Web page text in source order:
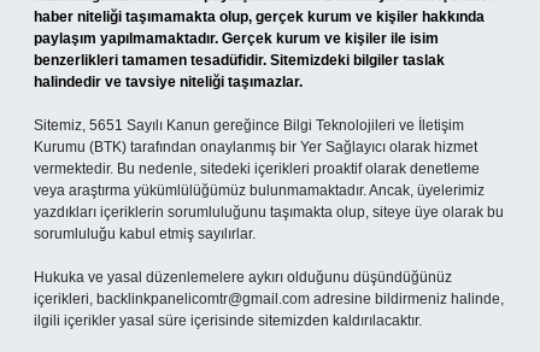
haber niteliği taşımamakta olup, gerçek kurum ve kişiler hakkında
paylaşım yapılmamaktadır. Gerçek kurum ve kişiler ile isim
benzerlikleri tamamen tesadüfidir. Sitemizdeki bilgiler taslak
halindedir ve tavsiye niteliği taşımazlar.
Sitemiz, 5651 Sayılı Kanun gereğince Bilgi Teknolojileri ve İletişim
Kurumu (BTK) tarafından onaylanmış bir Yer Sağlayıcı olarak hizmet
vermektedir. Bu nedenle, sitedeki içerikleri proaktif olarak denetleme
veya araştırma yükümlülüğümüz bulunmamaktadır. Ancak, üyelerimiz
yazdıkları içeriklerin sorumluluğunu taşımakta olup, siteye üye olarak bu
sorumluluğu kabul etmiş sayılırlar.
Hukuka ve yasal düzenlemelere aykırı olduğunu düşündüğünüz
içerikleri, backlinkpanelicomtr@gmail.com adresine bildirmeniz halinde,
ilgili içerikler yasal süre içerisinde sitemizden kaldırılacaktır.